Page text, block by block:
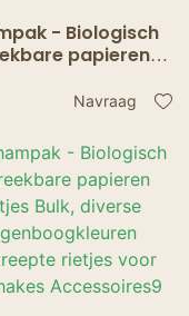
- Biologisch
papieren
Navraag